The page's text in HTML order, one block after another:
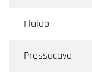
Fluido
Pressacavo